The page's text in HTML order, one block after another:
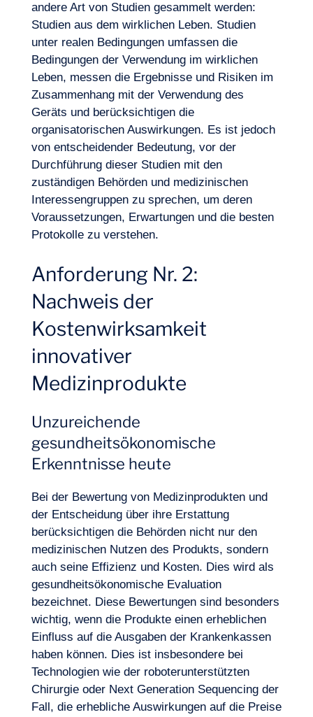
Logbuch
andere Art von Studien gesammelt werden:
Studien aus dem wirklichen Leben. Studien
unter realen Bedingungen umfassen die
Bedingungen der Verwendung im wirklichen
Leben, messen die Ergebnisse und Risiken im
Zusammenhang mit der Verwendung des
Geräts und berücksichtigen die
organisatorischen Auswirkungen. Es ist jedoch
von entscheidender Bedeutung, vor der
Durchführung dieser Studien mit den
zuständigen Behörden und medizinischen
Interessengruppen zu sprechen, um deren
Voraussetzungen, Erwartungen und die besten
Protokolle zu verstehen.
Anforderung Nr. 2:
Nachweis der
Kostenwirksamkeit
innovativer
Medizinprodukte
Unzureichende
gesundheitsökonomische
Erkenntnisse heute
Bei der Bewertung von Medizinprodukten und
der Entscheidung über ihre Erstattung
berücksichtigen die Behörden nicht nur den
medizinischen Nutzen des Produkts, sondern
auch seine Effizienz und Kosten. Dies wird als
gesundheitsökonomische Evaluation
bezeichnet. Diese Bewertungen sind besonders
wichtig, wenn die Produkte einen erheblichen
Einfluss auf die Ausgaben der Krankenkassen
haben können. Dies ist insbesondere bei
Technologienwie der roboterunterstützten
Chirurgie oder Next Generation Sequencing der
Fall, die erhebliche Auswirkungen auf die Preise